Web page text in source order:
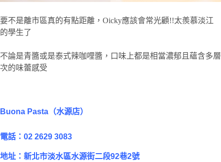
要不是離市區真的有點距離，Oicky應該會常光顧!!太羨慕淡江
的學生了
不論是青醬或是泰式辣咖哩醬，口味上都是相當濃郁且蘊含多層
次的味蕾感受
Buona Pasta（水源店）
電話：02 2629 3083
地址：新北市淡水區水源街二段92巷2號